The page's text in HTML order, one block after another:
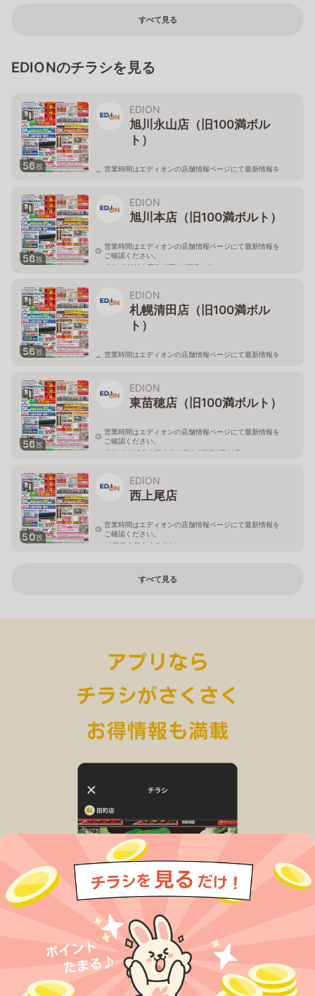
すべて見る
EDIONのチラシを見る
56枚
EDION
旭川永山店（旧100満ボル
ト）
営業時間はエディオンの店舗情報ページにて最新情報を
56枚
EDION
旭川本店（旧100満ボルト）
営業時間はエディオンの店舗情報ページにて最新情報を
ご確認ください。
北海道旭川市西御料五条1丁目1-5
56枚
EDION
札幌清田店（旧100満ボル
ト）
営業時間はエディオンの店舗情報ページにて最新情報を
56枚
EDION
東苗穂店（旧100満ボルト）
営業時間はエディオンの店舗情報ページにて最新情報を
ご確認ください。
北海道札幌市東区東苗穂三条2丁目5番20号
50枚
EDION
西上尾店
営業時間はエディオンの店舗情報ページにて最新情報を
ご確認ください。
埼玉県上尾市小敷谷809-1
すべて見る